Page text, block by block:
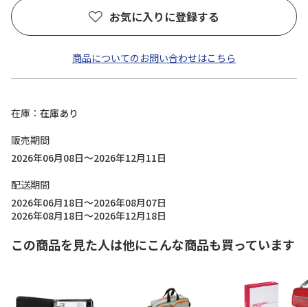
お気に入りに登録する
商品についてのお問い合わせはこちら
在庫
在庫あり
販売期間
2026年06月08日～2026年12月11日
配送期間
2026年06月18日～2026年08月07日
2026年08月18日～2026年12月18日
この商品を見た人は他にこんな商品も買っています